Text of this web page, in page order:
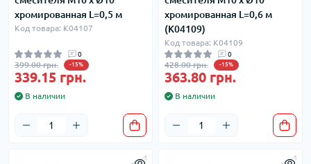
хромированная L=0,5 м
Код товара: K04107
0
399.00 грн. -15%
339.15 грн.
В наличии
хромированная L=0,6 м
(K04109)
Код товара: K04109
0
428.00 грн. -15%
363.80 грн.
В наличии